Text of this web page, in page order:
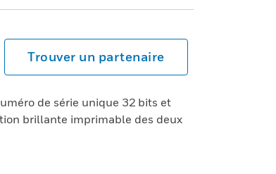
Trouver un partenaire
de série unique 32 bits et
brillante imprimable des deux